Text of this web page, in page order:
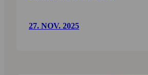
27. NOV. 2025